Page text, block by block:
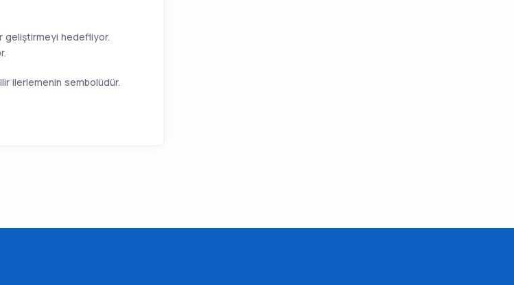
geliştirmeyi hedefliyor.
ilerlemenin sembolüdür.